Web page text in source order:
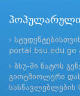
პოპულარული
portal.bsu.edu.ge
ბსუ-ში ნატოს
გიოტმიოლერი
სასწავლებლების